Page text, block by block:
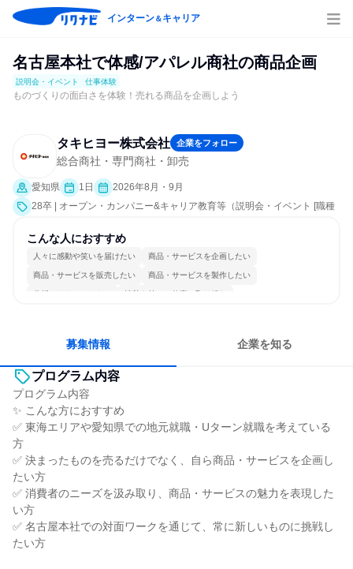
インターン＆キャリア
名古屋本社で体感/アパレル商社の商品企画
説明会・イベント 仕事体験
ものづくりの面白さを体験！売れる商品を企画しよう
タキヒヨー株式会社 企業をフォロー
総合商社・専門商社・卸売
愛知県 1日
2026年8月・9月
28卒 | オープン・カンパニー&キャリア教育等（説明会・イベント [職種
体験）
こんな人におすすめ
人々に感動や笑いを届けたい 商品・サービスを企画したい
商品・サービスを販売したい 商品・サービスを製作したい
分析・リサーチしたい 情熱を持って仕事に取り組む
募集情報 企業を知る
プログラム内容
プログラム内容
✨ こんな方におすすめ
✅ 東海エリアや愛知県での地元就職・Uターン就職を考えている
方
✅ 決まったものを売るだけでなく、自ら商品・サービスを企画し
たい方
✅ 消費者のニーズを汲み取り、商品・サービスの魅力を表現した
い方
✅ 名古屋本社での対面ワークを通じて、常に新しいものに挑戦し
たい方